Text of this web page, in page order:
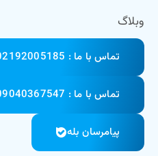
وبلاگ
تماس با ما : 02192005185
تماس با ما : 09040367547
پیامرسان بله